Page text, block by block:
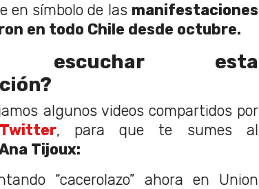
en símbolo de las manifestaciones
en todo Chile desde octubre.
escuchar esta
algunos videos compartidos por
Twitter, para que te sumes al
Tijoux:
“cacerolazo” ahora en Union